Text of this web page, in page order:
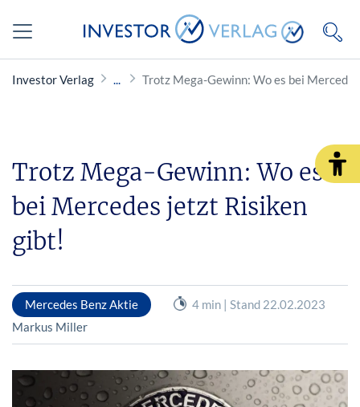
Investor Verlag Trotz Mega-Gewinn: Wo es bei
Trotz Mega-Gewinn: Wo es
bei Mercedes jetzt Risiken
gibt!
Mercedes Benz Aktie
4 min | Stand 22.02.2023
Markus Miller